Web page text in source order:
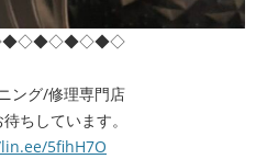
ング/修理専門店
ちしています。
5fihH7O